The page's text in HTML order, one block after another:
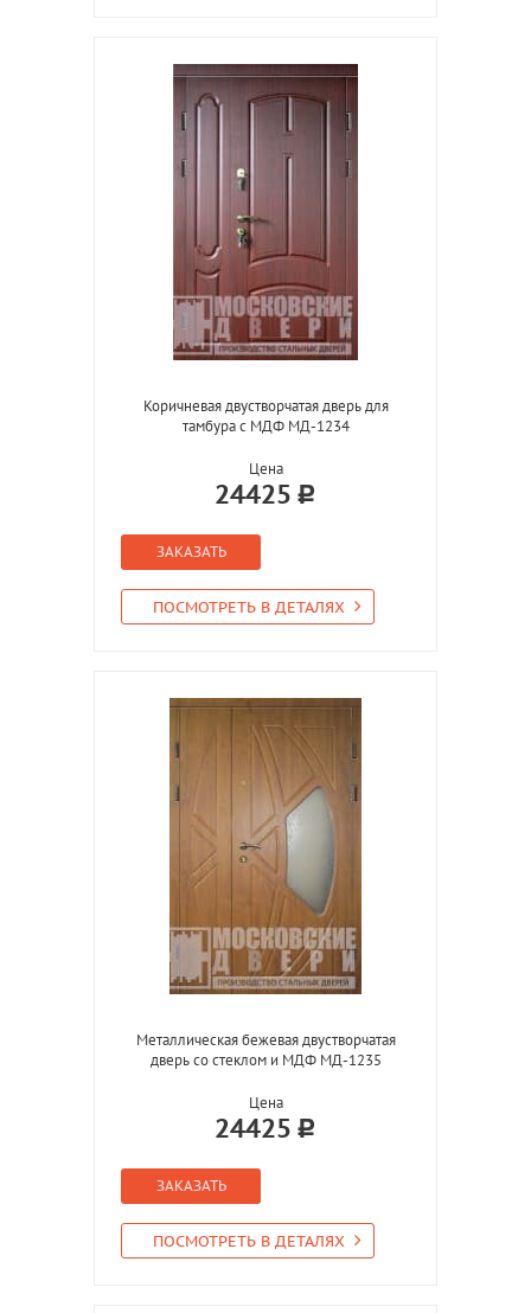
Коричневая двустворчатая дверь для
тамбура с МДФ МД-1234
Цена
24425
ЗАКАЗАТЬ
ПОСМОТРЕТЬ В ДЕТАЛЯХ
Металлическая бежевая двустворчатая
дверь со стеклом и МДФ МД-1235
Цена
24425
ЗАКАЗАТЬ
ПОСМОТРЕТЬ В ДЕТАЛЯХ